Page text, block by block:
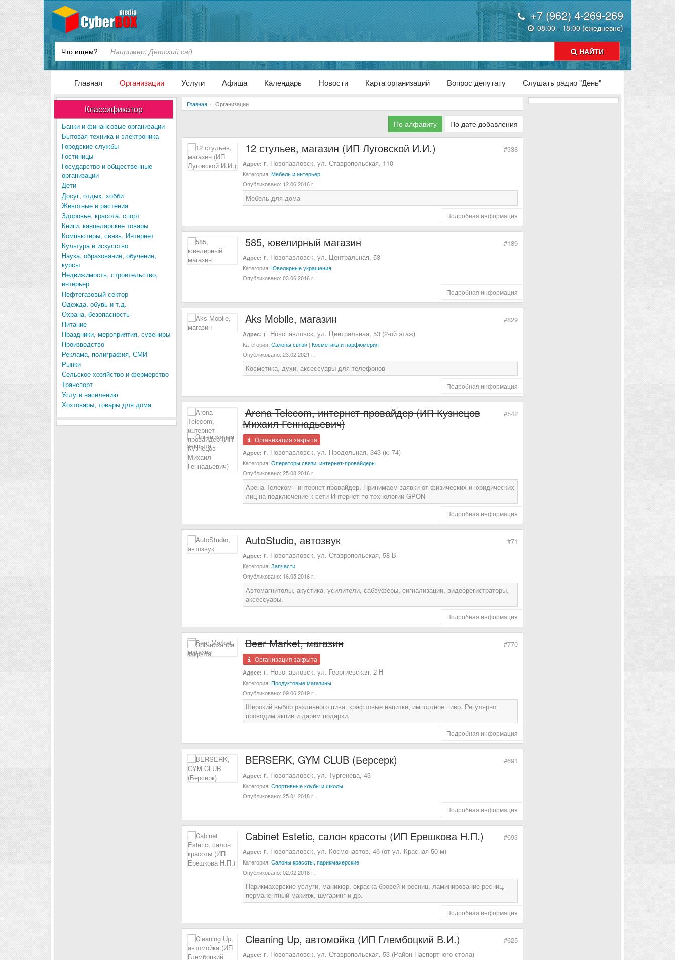
+7 (962) 4-269-269
08:00 - 18:00 (ежедневно)
Что ищем? НАЙТИ
Главная Организации Услуги Афиша Календарь Новости Карта организаций Вопрос депутату Слушать радио "День"
Классификатор
Банки и финансовые организации
Бытовая техника и электроника
Городские службы
Гостиницы
Государство и общественные
организации
Дети
Досуг, отдых, хобби
Животные и растения
Здоровье, красота, спорт
Книги, канцелярские товары
Компьютеры, связь, Интернет
Культура и искусство
Наука, образование, обучение,
курсы
Недвижимость, строительство,
интерьер
Нефтегазовый сектор
Одежда, обувь и т.д.
Охрана, безопасность
Питание
Праздники, мероприятия, сувениры
Производство
Реклама, полиграфия, СМИ
Рынки
Сельское хозяйство и фермерство
Транспорт
Услуги населению
Хозтовары, товары для дома
Главная Организации
По алфавиту По дате добавления
12 стульев, магазин (ИП Луговской И.И.) #338
Адрес: г. Новопавловск, ул. Ставропольская, 110
Категория: Мебель и интерьер
Опубликовано: 12.06.2016 г.
Мебель для дома
Подробная информация
585, ювелирный магазин #189
Адрес: г. Новопавловск, ул. Центральная, 53
Категория: Ювелирные украшения
Опубликовано: 03.06.2016 г.
Подробная информация
Aks Mobile, магазин #829
Адрес: г. Новопавловск, ул. Центральная, 53 (2-ой этаж)
Категория: Салоны связи| Косметика и парфюмерия
Опубликовано: 23.02.2021 г.
Косметика, духи, аксессуары для телефонов
Подробная информация
Arena Telecom, интернет-провайдер (ИП Кузнецов
Михаил Геннадьевич)
#542
Организация закрыта
Адрес: г. Новопавловск, ул. Продольная, 343 (к. 74)
Категория: Операторы связи, интернет-провайдеры
Опубликовано: 25.08.2016 г.
Арена Телеком - интернет-провайдер. Принимаем заявки от физических и юридических
лиц на подключение к сети Интернет по технологии GPON
Подробная информация
AutoStudio, автозвук #71
Адрес: г. Новопавловск, ул. Ставропольская, 58 В
Категория: Запчасти
Опубликовано: 16.05.2016 г.
Автомагнитолы, акустика, усилители, сабвуферы, сигнализации, видеорегистраторы,
аксессуары.
Подробная информация
Beer Market, магазин #770
Организация закрыта
Адрес: г. Новопавловск, ул. Георгиевская, 2 Н
Категория: Продуктовые магазины
Опубликовано: 09.06.2019 г.
Широкий выбор разливного пива, крафтовые напитки, импортное пиво. Регулярно
проводим акции и дарим подарки.
Подробная информация
BERSERK, GYM CLUB (Берсерк) #691
Адрес: г. Новопавловск, ул. Тургенева, 43
Категория: Спортивные клубы и школы
Опубликовано: 25.01.2018 г.
Подробная информация
Cabinet Estetic, салон красоты (ИП Ерешкова Н.П.) #693
Адрес: г. Новопавловск, ул. Космонавтов, 46 (от ул. Красная 50 м)
Категория: Салоны красоты, парикмахерские
Опубликовано: 02.02.2018 г.
Парикмахерские услуги, маникюр, окраска бровей и ресниц, ламинирование ресниц,
перманентный макияж, шугаринг и др.
Подробная информация
Cleaning Up, автомойка (ИП Глембоцкий В.И.) #625
Адрес: г. Новопавловск, ул. Ставропольская, 53 (Район Паспортного стола)